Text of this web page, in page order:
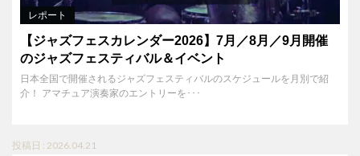
レポート
【ジャズフェスカレンダー2026】7月／8月／9月開催
のジャズフェスティバル＆イベント
日本全国で開催されるジャズフェスティバルのスケジュールを月別で紹
介！ アマチュア演奏家のエントリーを･･･
投稿日 : 2026.04.21